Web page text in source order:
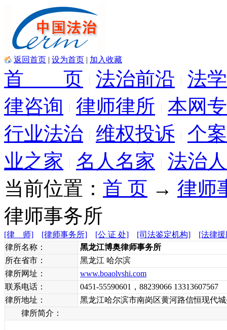
返回首页 | 设为首页 | 加入收藏
首 页 法治前沿
法
律咨询
律师律所
本网
行业法治 维权投诉
个
业之家
名人名家
法治
当前位置： 首 页 → 律师
律师事务所
[律 师] [律师事务所] [公 证 处] [司法鉴定机构]
[法律
律所名称：
黑龙江博奥律师事务所
所在省市：
黑龙江 哈尔滨
律所网址：
www.boaolvshi.com
联系电话：
0451-55590601，88239066 13313607567
律所地址：
黑龙江哈尔滨市南岗区黄河路信恒现代城
律所简介：